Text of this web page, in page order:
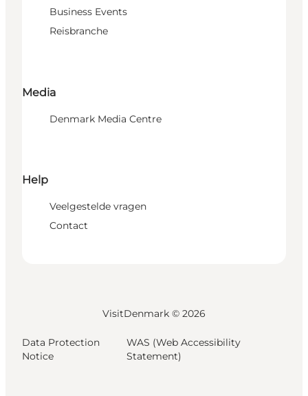
Business Events
Reisbranche
Media
Denmark Media Centre
Help
Veelgestelde vragen
Contact
VisitDenmark © 2026
Data Protection
Notice
WAS (Web Accessibility
Statement)